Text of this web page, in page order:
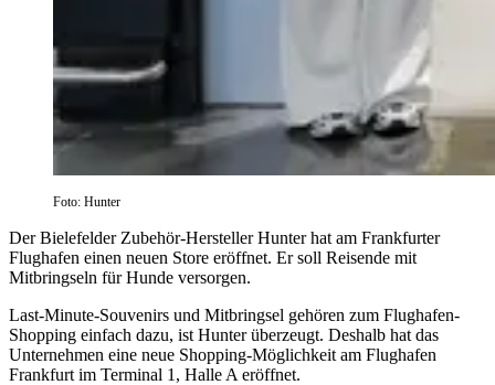
Foto: Hunter
Der Bielefelder Zubehör-Hersteller Hunter hat am Frankfurter
Flughafen einen neuen Store eröffnet. Er soll Reisende mit
Mitbringseln für Hunde versorgen.
Last-Minute-Souvenirs und Mitbringsel gehören zum Flughafen-
Shopping einfach dazu, ist Hunter überzeugt. Deshalb hat das
Unternehmen eine neue Shopping-Möglichkeit am Flughafen
Frankfurt im Terminal 1, Halle A eröffnet.